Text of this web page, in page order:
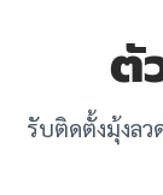
ตั
รับติดตั้งมุ้งล